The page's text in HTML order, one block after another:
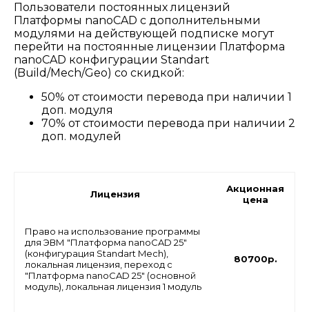
Пользователи постоянных лицензий
Платформы nanoCAD с дополнительными
модулями на действующей подписке могут
перейти на постоянные лицензии Платформа
nanoCAD конфигурации Standart
(Build/Mech/Geo) со скидкой:
50% от стоимости перевода при наличии 1
доп. модуля
70% от стоимости перевода при наличии 2
доп. модулей
Лицензия
Акционная
цена
Право на использование программы
для ЭВМ "Платформа nanoCAD 25"
(конфигурация Standart Mech),
локальная лицензия, переход с
"Платформа nanoCAD 25" (основной
модуль), локальная лицензия 1 модуль
80700р.